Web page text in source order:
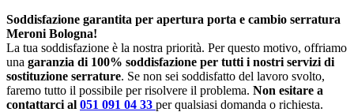
Soddisfazione garantita per apertura porta e cambio serratura
Meroni Bologna!
La tua soddisfazione è la nostra priorità. Per questo motivo, offriamo
una garanzia di 100% soddisfazione per tutti i nostri servizi di
sostituzione serrature. Se non sei soddisfatto del lavoro svolto,
faremo tutto il possibile per risolvere il problema. Non esitare a
contattarci al 051 091 04 33 per qualsiasi domanda o richiesta.